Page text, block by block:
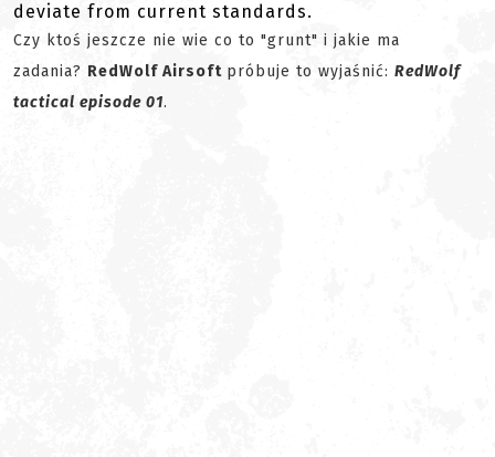
deviate from current standards.
Czy ktoś jeszcze nie wie co to "grunt" i jakie ma
zadania? RedWolf Airsoft próbuje to wyjaśnić: RedWolf
tactical episode 01.